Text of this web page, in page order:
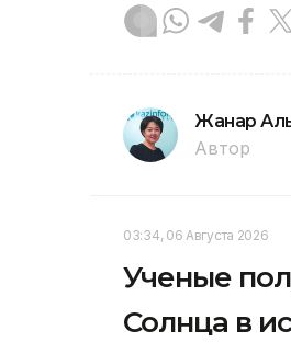
Жанар
Автор
03:34, 06 Августа 2026
Ученые
Солнца в